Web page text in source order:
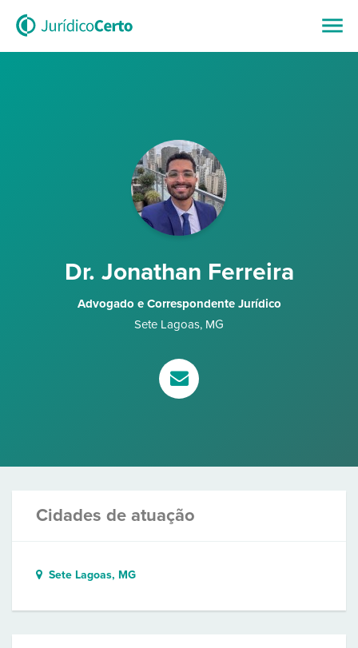
Dr. Jonathan Ferreira
Advogado e Correspondente Jurídico
Sete Lagoas, MG
Cidades de atuação
Sete Lagoas, MG